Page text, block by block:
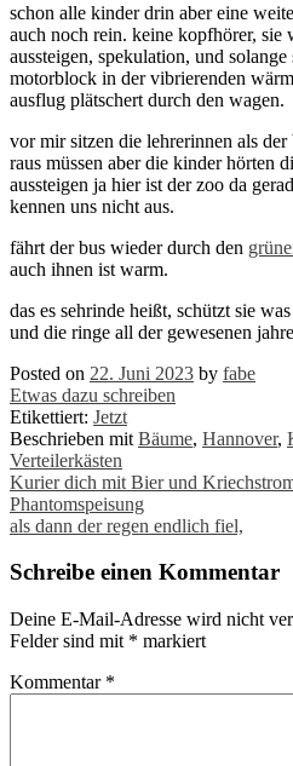
schon alle kinder drin aber eine
auch noch rein. keine kopfhörer, sie
aussteigen, spekulation, und
motorblock in der vibrierenden
ausflug plätschert durch den wagen.
vor mir sitzen die lehrerinnen als
raus müssen aber die kinder hörten
aussteigen ja hier ist der zoo da
kennen uns nicht aus.
fährt der bus wieder durch den
auch ihnen ist warm.
das es sehrinde heißt, schützt sie
und die ringe all der gewesenen
Posted on 22. Juni 2023 by fabe
Etwas dazu schreiben
Etikettiert: Jetzt
Beschrieben mit Bäume, Hannover,
Verteilerkästen
Post
navigation
Kurier dich mit Bier und
Phantomspeisung
als dann der regen endlich fiel,
Schreibe einen Kommentar
Deine E-Mail-Adresse wird nicht
Felder sind mit * markiert
Kommentar *